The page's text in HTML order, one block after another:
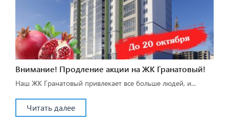
Внимание! Продление акции на ЖК Гранатовый!
Наш ЖК Гранатовый привлекает все больше людей, и...
Читать далее